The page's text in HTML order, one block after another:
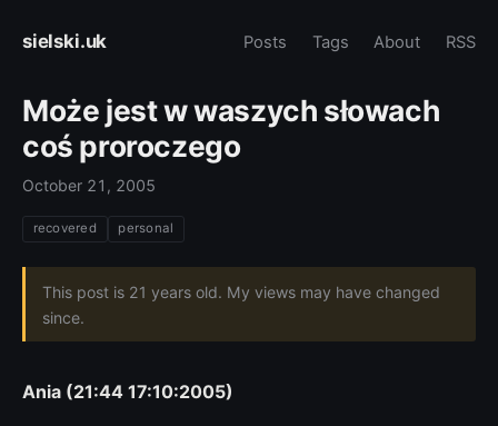
sielski.uk Posts Tags About RSS
Może jest w waszych słowach
coś proroczego
October 21, 2005
recovered personal
This post is 21 years old. My views may have changed
since.
Ania (21:44 17:10:2005)